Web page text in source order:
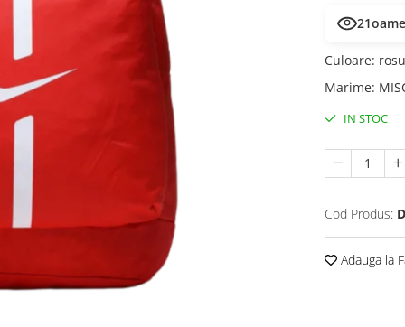
21
Culoare: rosu
Marime:
IN STOC
Cod Produs:
Adauga la